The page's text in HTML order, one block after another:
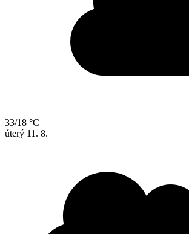
33/18 °C
úterý 11. 8.